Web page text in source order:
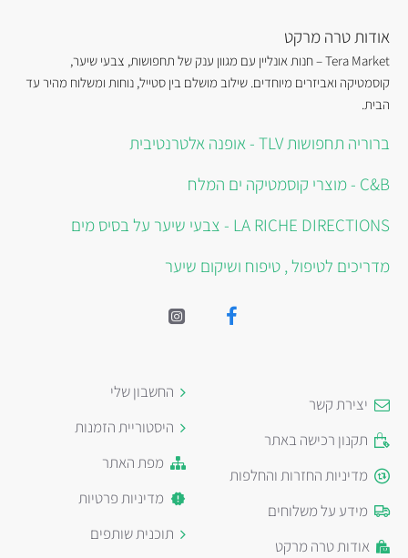
אודות טרה מרקט
Tera Market – חנות אונליין עם מגוון ענק של תחפושות, צבעי שיער,
קוסמטיקה ואביזרים מיוחדים. שילוב מושלם בין סטייל, נוחות ומשלוח מהיר עד
הבית.
ברוריה תחפושות TLV - אופנה אלטרנטיבית
C&B - מוצרי קוסמטיקה ים המלח
LA RICHE DIRECTIONS - צבעי שיער על בסיס מים
מדריכים לטיפול , טיפוח ושיקום שיער
יצירת קשר
תקנון רכישה באתר
מדיניות החזרות והחלפות
מידע על משלוחים
אודות טרה מרקט
החשבון שלי
היסטוריית הזמנות
מפת האתר
מדיניות פרטיות
תוכנית שותפים